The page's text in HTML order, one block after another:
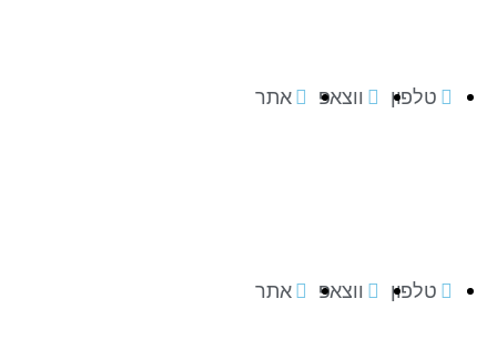
טלפון ווצאפ אתר
טלפון ווצאפ אתר